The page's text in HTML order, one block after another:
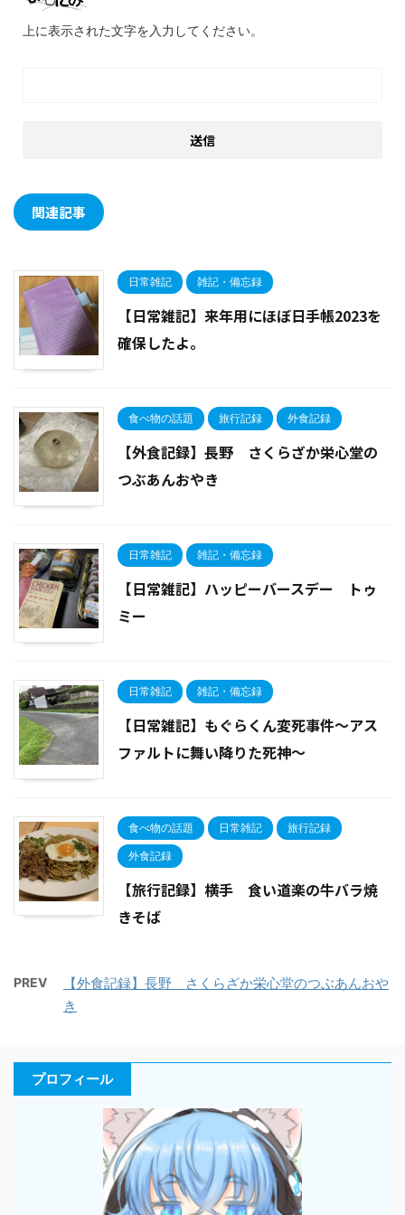
上に表示された文字を入力してください。
関連記事
日常雑記 雑記・備忘録
【日常雑記】来年用にほぼ日手帳2023を
確保したよ。
食べ物の話題 旅行記録 外食記録
【外食記録】長野 さくらざか栄心堂の
つぶあんおやき
日常雑記 雑記・備忘録
【日常雑記】ハッピーバースデー トゥ
ミー
日常雑記 雑記・備忘録
【日常雑記】もぐらくん変死事件～アス
ファルトに舞い降りた死神～
食べ物の話題 日常雑記 旅行記録
外食記録
【旅行記録】横手 食い道楽の牛バラ焼
きそば
PREV
【外食記録】長野 さくらざか栄心堂のつぶあんおや
き
プロフィール